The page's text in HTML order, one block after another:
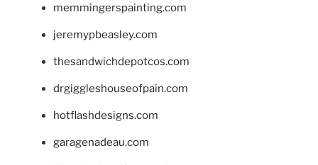
memmingerspainting.com
jeremypbeasley.com
thesandwichdepotcos.com
drgiggleshouseofpain.com
hotflashdesigns.com
garagenadeau.com